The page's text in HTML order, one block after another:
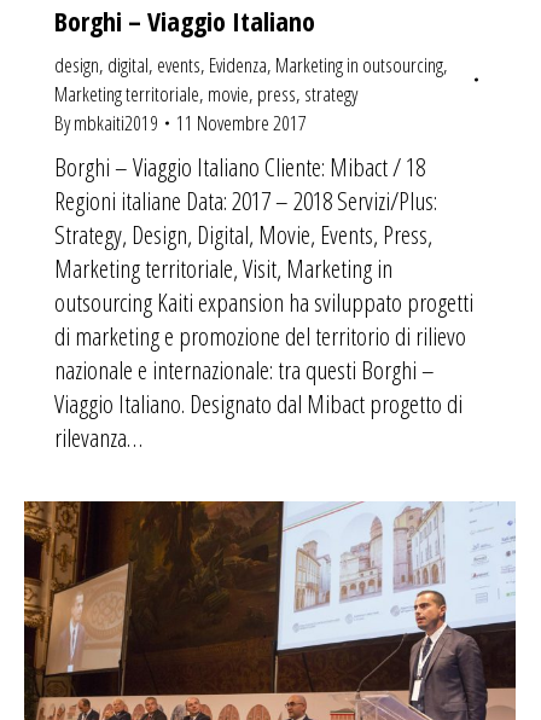
Borghi – Viaggio Italiano
design, digital, events, Evidenza, Marketing in outsourcing,
Marketing territoriale, movie, press, strategy
Bymbkaiti2019 11 Novembre 2017
Borghi – Viaggio Italiano Cliente: Mibact / 18
Regioni italiane Data: 2017 – 2018 Servizi/Plus:
Strategy, Design, Digital, Movie, Events, Press,
Marketing territoriale, Visit, Marketing in
outsourcing Kaiti expansion ha sviluppato progetti
di marketing e promozione del territorio di rilievo
nazionale e internazionale: tra questi Borghi –
Viaggio Italiano. Designato dal Mibact progetto di
rilevanza…